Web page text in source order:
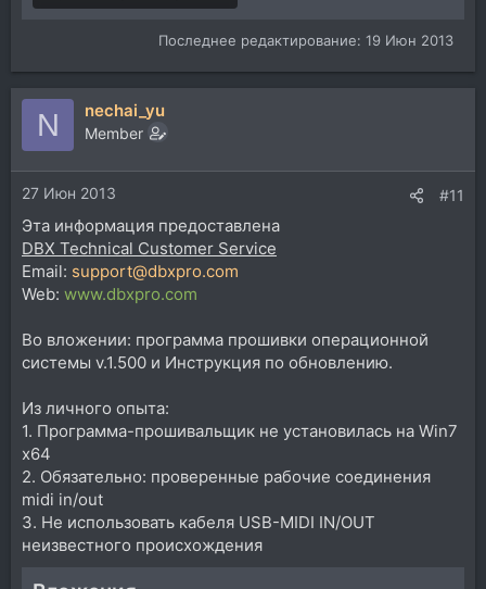
Последнее редактирование: 19 Июн 2013
N nechai_yu
Member
27 Июн 2013 #11
Эта информация предоставлена
DBX Technical Customer Service
Email: support@dbxpro.com
Web: www.dbxpro.com
Во вложении: программа прошивки операционной
системы v.1.500 и Инструкция по обновлению.
Из личного опыта:
1. Программа-прошивальщик не установилась на Win7
х64
2. Обязательно: проверенные рабочие соединения
midi in/out
3. Не использовать кабеля USB-MIDI IN/OUT
неизвестного происхождения